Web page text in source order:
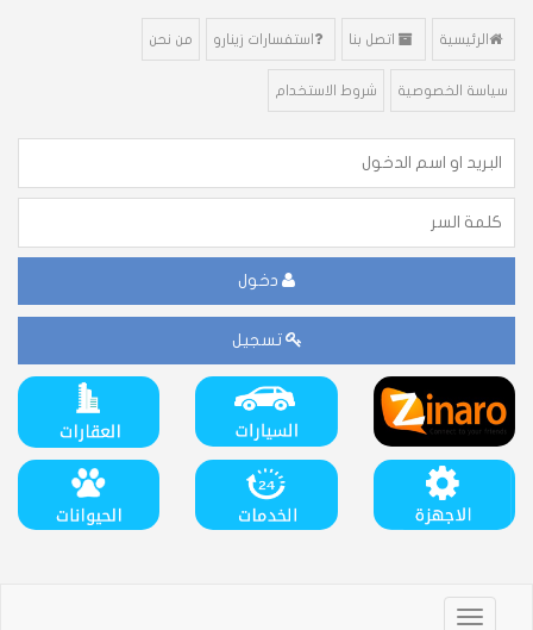
الرئيسية اتصل بنا استفسارات زينارو من نحن
سياسة الخصوصية شروط الاستخدام
دخول
تسجيل
Toggle